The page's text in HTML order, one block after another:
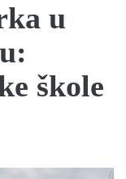
u
škole